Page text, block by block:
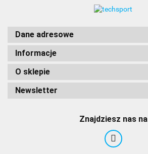
Dane adresowe
Informacje
O sklepie
Newsletter
Znajdziesz nas na